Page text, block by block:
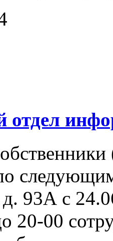
отдел
93А с
20-00